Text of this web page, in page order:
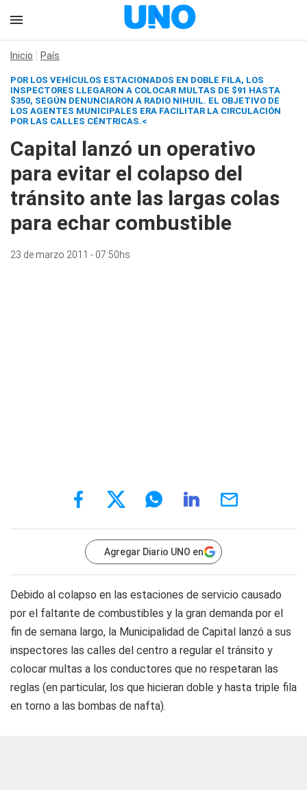
Inicio País
POR LOS VEHÍCULOS ESTACIONADOS EN DOBLE FILA, LOS
INSPECTORES LLEGARON A COLOCAR MULTAS DE $91 HASTA
$350, SEGÚN DENUNCIARON A RADIO NIHUIL. EL OBJETIVO DE
LOS AGENTES MUNICIPALES ERA FACILITAR LA CIRCULACIÓN
POR LAS CALLES CÉNTRICAS.<
Capital lanzó un operativo
para evitar el colapso del
tránsito ante las largas colas
para echar combustible
23 de marzo 2011 - 07:50hs
Agregar Diario UNO en
Debido al colapso en las estaciones de servicio causado
por el faltante de combustibles y la gran demanda por el
fin de semana largo, la Municipalidad de Capital lanzó a sus
inspectores las calles del centro a regular el tránsito y
colocar multas a los conductores que no respetaran las
reglas (en particular, los que hicieran doble y hasta triple fila
en torno a las bombas de nafta).